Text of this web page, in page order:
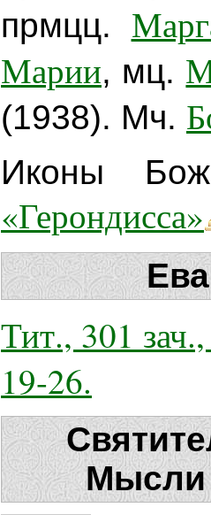
прмцц.
Марии, мц.
(1938). Мч.
Иконы
«Герондисса»
Тит., 301
19-26.
Мысли